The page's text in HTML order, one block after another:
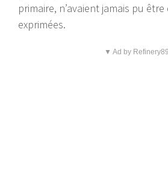
primaire, n’avaient jamais pu
exprimées.
▼ Ad by Refinery89